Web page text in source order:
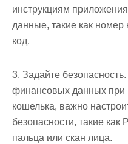
инструкциям
данные, такие как номер
код.
3. Задайте
финансовых данных при
кошелька, важно
безопасности, такие как
пальца или скан лица.